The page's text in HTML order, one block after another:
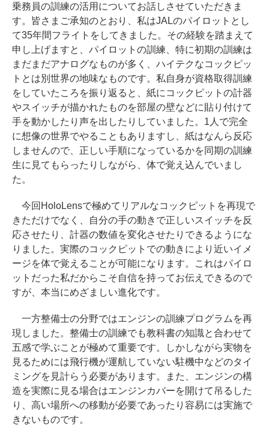
乗務員の訓練の活用についてお話しさせていただきま
す。皆さまご承知のとおり、私はJALのパイロットとし
て35年間フライトをしてきました。その経験を踏まえて
申し上げますと、パイロットの訓練、特に初期の訓練は
まだまだアナログなものが多く、ハイテクなコックピッ
トとは別世界の地味なものです。私自身が資格取得訓練
をしていたころを振り返ると、紙にコックピットの計器
やスイッチが描かれたものを部屋の壁などに貼り付けて
手を動かしたり声を出したりしていました。1人で完全
に想像の世界でやることもありますし、紙はなんら反応
しませんので、正しい手順になっているかを同期の訓練
生に見てもらったりしながら、体で覚え込んでいまし
た。
今回HoloLensで極めてリアルなコックピットを再現で
きただけでなく、自分の手の動きで正しいスイッチを反
応させたり、計器の数値を変化させたりできるようにな
りました。実際のコックピットでの動きにより近いイメ
ージを体で覚えることが可能になります。これはパイロ
ットだった私だからこそ自信を持ってお伝えできるので
すが、本当にめざましい進化です。
一方整備士の分野ではエンジンの訓練プログラムを再
現しました。整備士の訓練でも教科書の知識と合わせて
五感で学ぶことが極めて重要です。しかしながら実物を
見るためには飛行機が運航していない駐機中などのタイ
ミングを見計らう必要があります。また、エンジンの構
造を実際に見る場合はエンジンカバーを開けて吊るした
り、高い場所への移動が必要であったり容易には実施で
きないものです。